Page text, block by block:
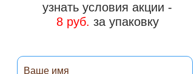
узнать условия акции -
8 руб. за упаковку